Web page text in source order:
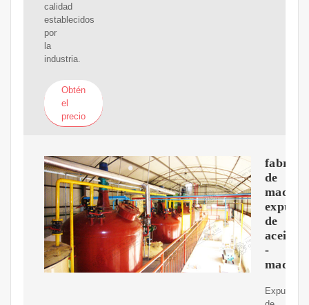
calidad
establecidos
por
la
industria.
Obtén
el
precio
de
de
aceite
-
Expulsores